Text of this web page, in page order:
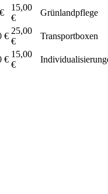
15,00
€
Grünlandpflege
€
25,00
€
Transportboxen
€
15,00
€